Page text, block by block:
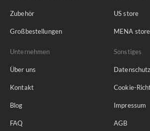
Zubehör
Großbestellungen
US store
MENA store
Unternehmen
Über uns
Kontakt
Blog
FAQ
Sonstiges
Cookie-
Impressum
AGB